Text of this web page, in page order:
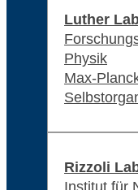
Luther
Physik
Max-
Rizzoli